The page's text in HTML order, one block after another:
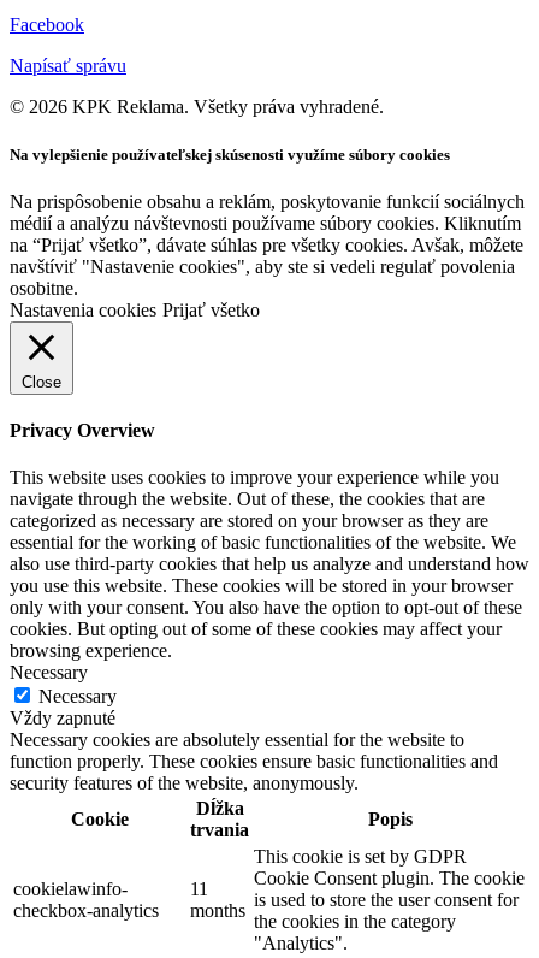
Facebook
Napísať správu
© 2026 KPK Reklama. Všetky práva vyhradené.
Na vylepšienie používateľskej skúsenosti využíme súbory cookies
Na prispôsobenie obsahu a reklám, poskytovanie funkcií sociálnych
médií a analýzu návštevnosti používame súbory cookies. Kliknutím
na “Prijať všetko”, dávate súhlas pre všetky cookies. Avšak, môžete
navštíviť "Nastavenie cookies", aby ste si vedeli regulať povolenia
osobitne.
Nastavenia cookies Prijať všetko
Close
Privacy Overview
This website uses cookies to improve your experience while you
navigate through the website. Out of these, the cookies that are
categorized as necessary are stored on your browser as they are
essential for the working of basic functionalities of the website. We
also use third-party cookies that help us analyze and understand how
you use this website. These cookies will be stored in your browser
only with your consent. You also have the option to opt-out of these
cookies. But opting out of some of these cookies may affect your
browsing experience.
Necessary
Necessary
Vždy zapnuté
Necessary cookies are absolutely essential for the website to
function properly. These cookies ensure basic functionalities and
security features of the website, anonymously.
Cookie
Dĺžka
trvania
Popis
cookielawinfo-
checkbox-analytics
11
months
This cookie is set by GDPR
Cookie Consent plugin. The cookie
is used to store the user consent for
the cookies in the category
"Analytics".